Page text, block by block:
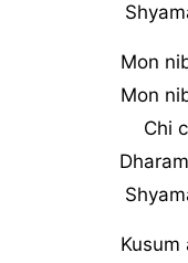
Mon
Mon
Chi
Kusum